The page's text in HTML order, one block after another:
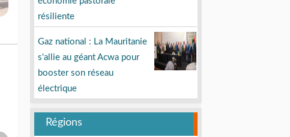
résiliente
Gaz national : La Mauritanie
s'allie au géant Acwa pour
booster son réseau
électrique
Régions